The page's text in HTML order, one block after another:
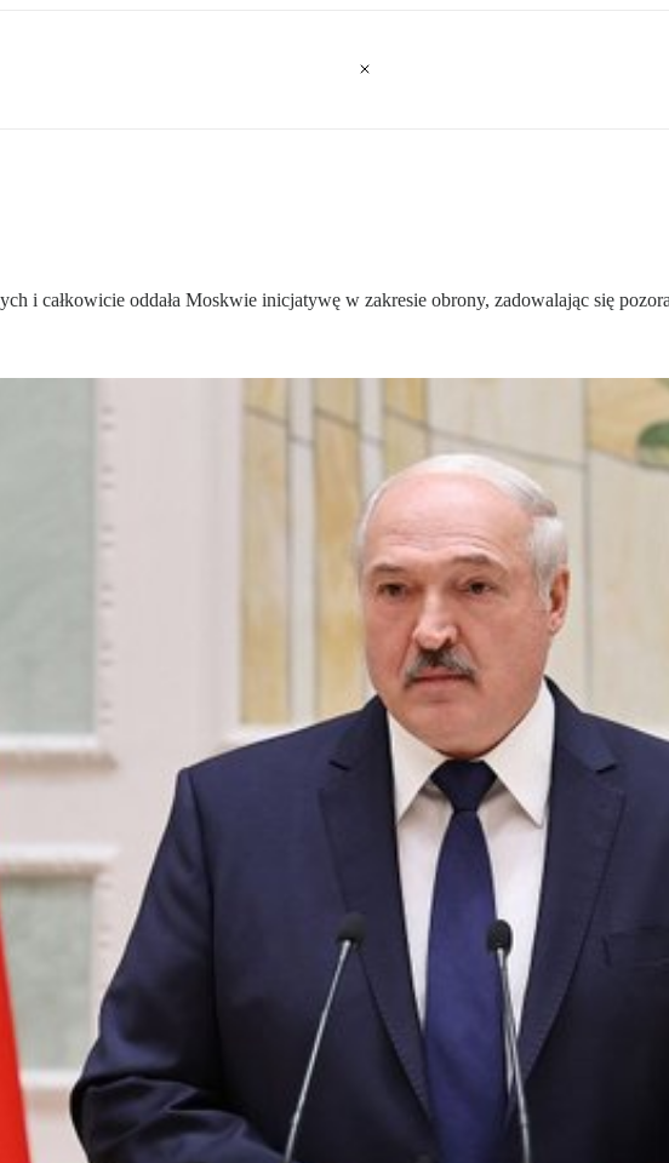
i całkowicie oddała Moskwie inicjatywę w zakresie obrony, zadowalając się